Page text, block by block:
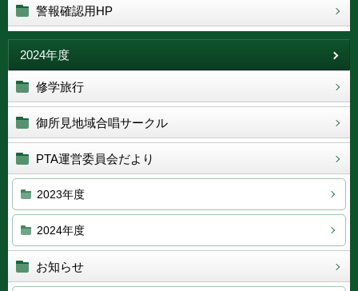
警報確認用HP
2024年度
修学旅行
御所見地域合唱サークル
PTA運営委員会だより
2023年度
2024年度
お知らせ